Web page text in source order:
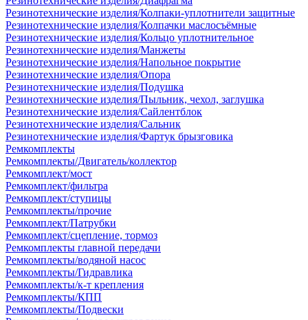
Резинотехнические изделия/Колпаки-уплотнители защитные
Резинотехнические изделия/Колпачки маслосъёмные
Резинотехнические изделия/Кольцо уплотнительное
Резинотехнические изделия/Манжеты
Резинотехнические изделия/Напольное покрытие
Резинотехнические изделия/Опора
Резинотехнические изделия/Подушка
Резинотехнические изделия/Пыльник, чехол, заглушка
Резинотехнические изделия/Сайлентблок
Резинотехнические изделия/Сальник
Резинотехнические изделия/Фартук брызговика
Ремкомплекты
Ремкомплекты/Двигатель/коллектор
Ремкомплект/мост
Ремкомплект/фильтра
Ремкомплект/ступицы
Ремкомплекты/прочие
Ремкомплект/Патрубки
Ремкомплект/сцепление, тормоз
Ремкомплекты главной передачи
Ремкомплекты/водяной насос
Ремкомплекты/Гидравлика
Ремкомплекты/к-т крепления
Ремкомплекты/КПП
Ремкомплекты/Подвески